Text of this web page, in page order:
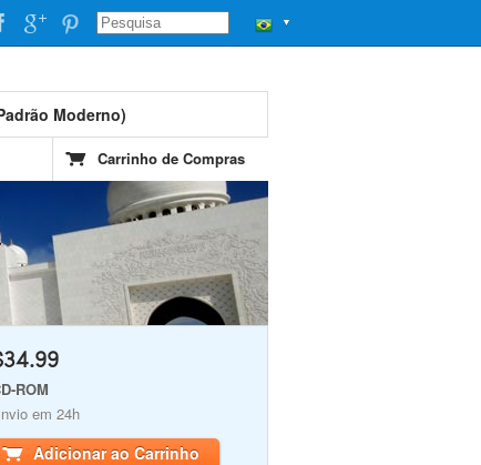
▼
Moderno)
Carrinho de Compras
ROM
em 24h
Adicionar ao Carrinho